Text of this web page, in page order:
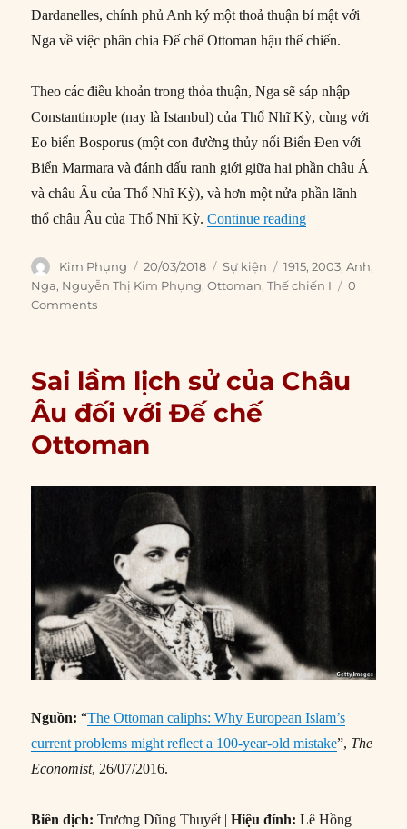
Dardanelles, chính phủ Anh ký một thoả thuận bí mật với
Nga về việc phân chia Đế chế Ottoman hậu thế chiến.
Theo các điều khoản trong thỏa thuận, Nga sẽ sáp nhập
Constantinople (nay là Istanbul) của Thổ Nhĩ Kỳ, cùng với
Eo biển Bosporus (một con đường thủy nối Biển Đen với
Biển Marmara và đánh dấu ranh giới giữa hai phần châu Á
và châu Âu của Thổ Nhĩ Kỳ), và hơn một nửa phần lãnh
thổ châu Âu của Thổ Nhĩ Kỳ.Continue reading“20/03/1915:
Author
Kim Phụng
Posted
on
20/03/2018 Categories
Sự kiện Tags
1915,2003,Anh,
Nga, Nguyễn Thị Kim Phụng,Ottoman,Thế chiến I
0
Comments
Sai lầm lịch sử của Châu
Âu đối với Đế chế
Ottoman
Nguồn:“The Ottoman caliphs: Why European Islam’s
current problems might reflect a 100-year-old mistake”, The
Economist, 26/07/2016.
Biên dịch:Trương Dũng Thuyết |Hiệu đính:Lê Hồng